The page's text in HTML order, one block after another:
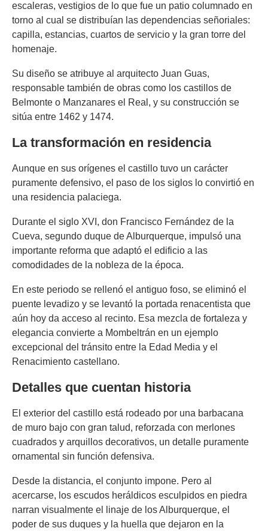
escaleras, vestigios de lo que fue un patio columnado en
torno al cual se distribuían las dependencias señoriales:
capilla, estancias, cuartos de servicio y la gran torre del
homenaje.
Su diseño se atribuye al arquitecto Juan Guas,
responsable también de obras como los castillos de
Belmonte o Manzanares el Real, y su construcción se
sitúa entre 1462 y 1474.
La transformación en residencia
Aunque en sus orígenes el castillo tuvo un carácter
puramente defensivo, el paso de los siglos lo convirtió en
una residencia palaciega.
Durante el siglo XVI, don Francisco Fernández de la
Cueva, segundo duque de Alburquerque, impulsó una
importante reforma que adaptó el edificio a las
comodidades de la nobleza de la época.
En este periodo se rellenó el antiguo foso, se eliminó el
puente levadizo y se levantó la portada renacentista que
aún hoy da acceso al recinto. Esa mezcla de fortaleza y
elegancia convierte a Mombeltrán en un ejemplo
excepcional del tránsito entre la Edad Media y el
Renacimiento castellano.
Detalles que cuentan historia
El exterior del castillo está rodeado por una barbacana
de muro bajo con gran talud, reforzada con merlones
cuadrados y arquillos decorativos, un detalle puramente
ornamental sin función defensiva.
Desde la distancia, el conjunto impone. Pero al
acercarse, los escudos heráldicos esculpidos en piedra
narran visualmente el linaje de los Alburquerque, el
poder de sus duques y la huella que dejaron en la